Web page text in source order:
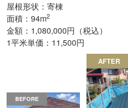
屋根形状：寄棟
面積：94m2
金額：1,080,000円（税込）
1平米単価：11,500円
BEFORE
AFTER